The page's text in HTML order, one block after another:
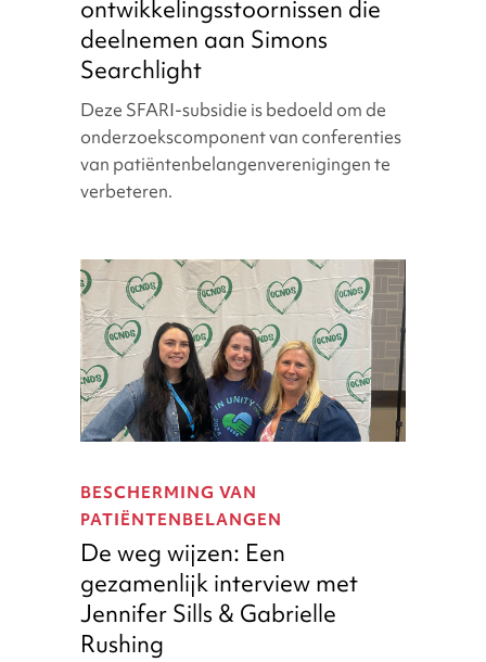
die
deelnemen
aan
Simons
Searchlight
ontwikkelingsstoornissen die
deelnemen aan Simons
Searchlight
Deze SFARI-subsidie is bedoeld om de
onderzoekscomponent van conferenties
van patiëntenbelangenverenigingen te
verbeteren.
weg
wijzen:
Een
gezamenlijk
interview
met
Jennifer
BESCHERMING VAN
PATIËNTENBELANGEN
De weg wijzen: Een
gezamenlijk interview met
Jennifer Sills & Gabrielle
Rushing